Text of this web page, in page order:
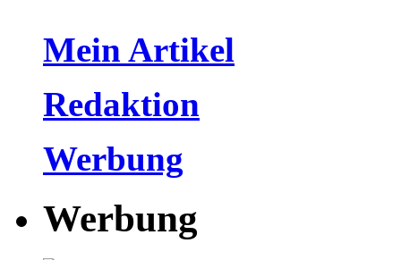
Mein Artikel
Redaktion
Werbung
Werbung